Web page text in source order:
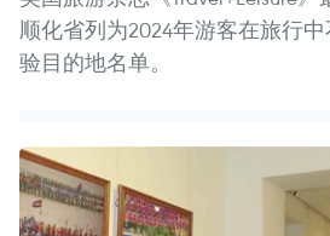
顺化省列为2024年游客在旅行
验目的地名单。